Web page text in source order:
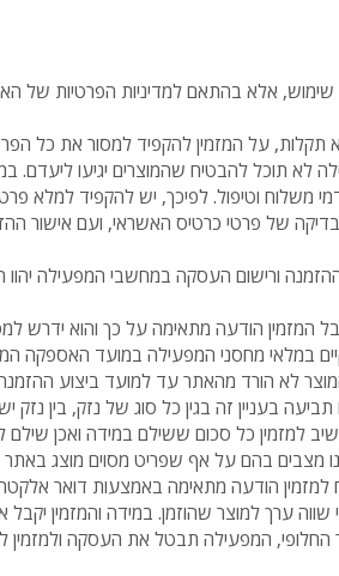
אלא בהתאם למדיניות הפרטיות של
תקלות, על המזמין להקפיד למסור את כל
לא תוכל להבטיח שהמוצרים יגיעו ליעדם.
משלוח וטיפול. לפיכך, יש להקפיד למלא
של פרטי כרטיס האשראי, ועם אישור
ורישום העסקה במחשבי המפעילה יהוו
הודעה מתאימה על כך והוא ידרש
במלאי מחסני המפעילה במועד האספקה
והמוצר לא הורד מהאתר עד למועד ביצוע
בעניין זה בגין כל סוג של נזק, בין נזק
למזמין כל סכום ששילם במידה ואכן
מצבים בהם על אף שפריט מסוים מוצג באתר
למזמין הודעה מתאימה באמצעות דואר
ערך למוצר שהוזמן. במידה והמזמין
החלופי, המפעילה תבטל את העסקה